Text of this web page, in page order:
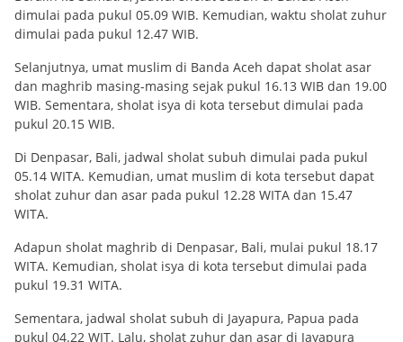
dimulai pada pukul 05.09 WIB. Kemudian, waktu sholat zuhur
dimulai pada pukul 12.47 WIB.
Selanjutnya, umat muslim di Banda Aceh dapat sholat asar
dan maghrib masing-masing sejak pukul 16.13 WIB dan 19.00
WIB. Sementara, sholat isya di kota tersebut dimulai pada
pukul 20.15 WIB.
Di Denpasar, Bali, jadwal sholat subuh dimulai pada pukul
05.14 WITA. Kemudian, umat muslim di kota tersebut dapat
sholat zuhur dan asar pada pukul 12.28 WITA dan 15.47
WITA.
Adapun sholat maghrib di Denpasar, Bali, mulai pukul 18.17
WITA. Kemudian, sholat isya di kota tersebut dimulai pada
pukul 19.31 WITA.
Sementara, jadwal sholat subuh di Jayapura, Papua pada
pukul 04.22 WIT. Lalu, sholat zuhur dan asar di Jayapura